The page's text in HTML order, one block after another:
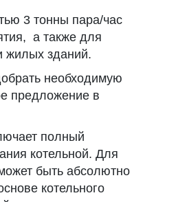
3 тонны пара/час
а также для
жилых зданий.
необходимую
предложение в
полный
котельной. Для
быть абсолютно
котельного